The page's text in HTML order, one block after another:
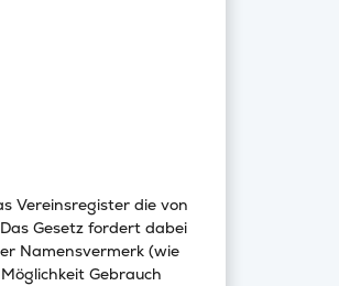
Vereinsregister die von
Gesetz fordert dabei
Namensvermerk (wie
Gebrauch